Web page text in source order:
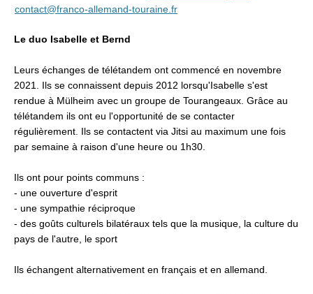
contact@franco-allemand-touraine.fr
Le duo Isabelle et Bernd
Leurs échanges de télétandem ont commencé en novembre
2021. Ils se connaissent depuis 2012 lorsqu'Isabelle s'est
rendue à Mülheim avec un groupe de Tourangeaux. Grâce au
télétandem ils ont eu l'opportunité de se contacter
régulièrement. Ils se contactent via Jitsi au maximum une fois
par semaine à raison d'une heure ou 1h30.
Ils ont pour points communs :
- une ouverture d'esprit
- une sympathie réciproque
- des goûts culturels bilatéraux tels que la musique, la culture du
pays de l'autre, le sport
Ils échangent alternativement en français et en allemand.